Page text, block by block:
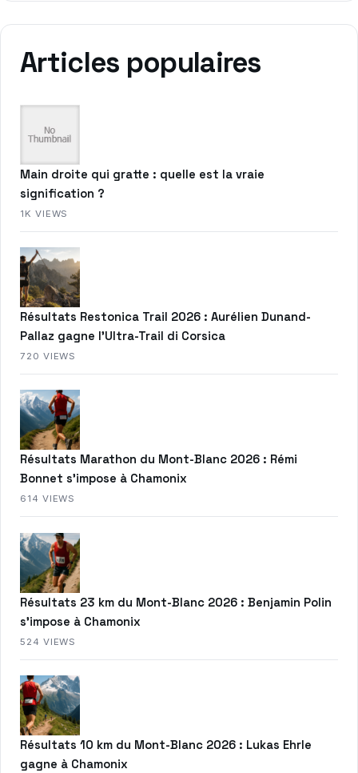
Articles populaires
Main droite qui gratte : quelle est la vraie
signification ?
1K VIEWS
Résultats Restonica Trail 2026 : Aurélien Dunand-
Pallaz gagne l’Ultra-Trail di Corsica
720 VIEWS
Résultats Marathon du Mont-Blanc 2026 : Rémi
Bonnet s’impose à Chamonix
614 VIEWS
Résultats 23 km du Mont-Blanc 2026 : Benjamin Polin
s’impose à Chamonix
524 VIEWS
Résultats 10 km du Mont-Blanc 2026 : Lukas Ehrle
gagne à Chamonix